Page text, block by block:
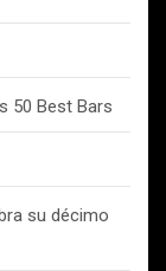
50 Best Bars
su décimo